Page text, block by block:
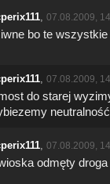
, 07.08.2009,
bo te
, 07.08.2009,
do starej
neutralność
, 07.08.2009,
odmęty